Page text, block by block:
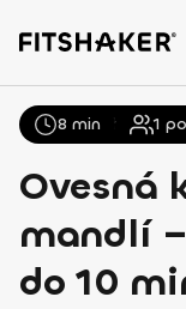
Všechny
Ovesná
mandlí
do 10
8 min 1